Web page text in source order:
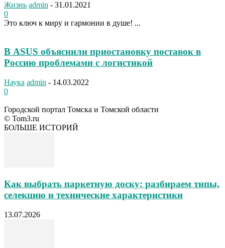
Жизнь admin - 31.01.2021
0
Это ключ к миру и гармонии в душе! ...
В ASUS объяснили приостановку поставок в
Россию проблемами с логистикой
Наука admin - 14.03.2022
0
Городской портал Томска и Томской области
© Tom3.ru
БОЛЬШЕ ИСТОРИЙ
Как выбрать паркетную доску: разбираем типы,
селекцию и технические характеристики
13.07.2026